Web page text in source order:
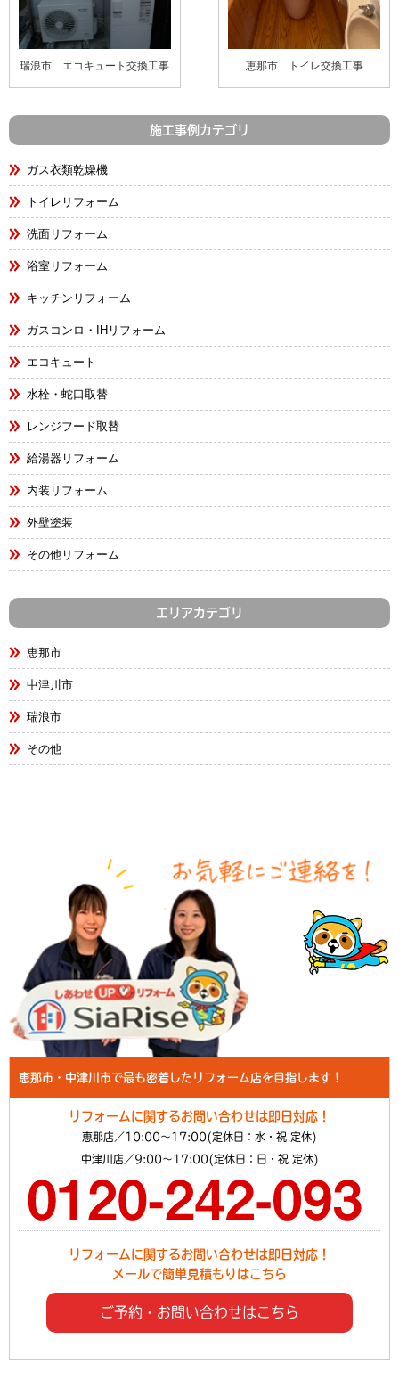
瑞浪市 エコキュート交換工事 恵那市 トイレ交換工事
施工事例カテゴリ
ガス衣類乾燥機
トイレリフォーム
洗面リフォーム
浴室リフォーム
キッチンリフォーム
ガスコンロ・IHリフォーム
エコキュート
水栓・蛇口取替
レンジフード取替
給湯器リフォーム
内装リフォーム
外壁塗装
その他リフォーム
エリアカテゴリ
恵那市
中津川市
瑞浪市
その他
恵那市・中津川市で最も密着したリフォーム店を目指します！
リフォームに関するお問い合わせは即日対応！
恵那店／10:00～17:00(定休日：水・祝 定休)
中津川店／9:00～17:00(定休日：日・祝 定休)
リフォームに関するお問い合わせは即日対応！
メールで簡単見積もりはこちら
ご予約・お問い合わせはこちら